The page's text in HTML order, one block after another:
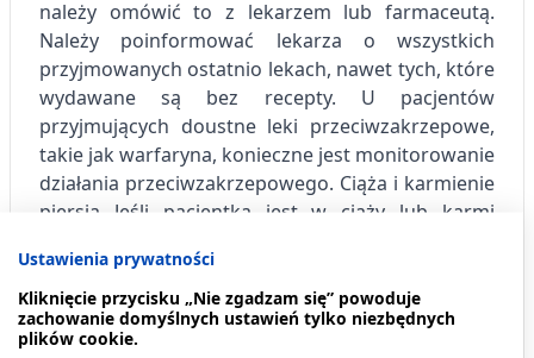
należy omówić to z lekarzem lub farmaceutą.
Należy poinformować lekarza o wszystkich
przyjmowanych ostatnio lekach, nawet tych, które
wydawane są bez recepty. U pacjentów
przyjmujących doustne leki przeciwzakrzepowe,
takie jak warfaryna, konieczne jest monitorowanie
działania przeciwzakrzepowego. Ciąża i karmienie
piersią Jeśli pacjentka jest w ciąży lub karmi
planuje mieć dziecko, powinna poradzić się
lekarza lub farmaceuty przed zastosowaniem
tego leku.
Ustawienia prywatności
Kliknięcie przycisku „Nie zgadzam się” powoduje
zachowanie domyślnych ustawień tylko niezbędnych
plików cookie.